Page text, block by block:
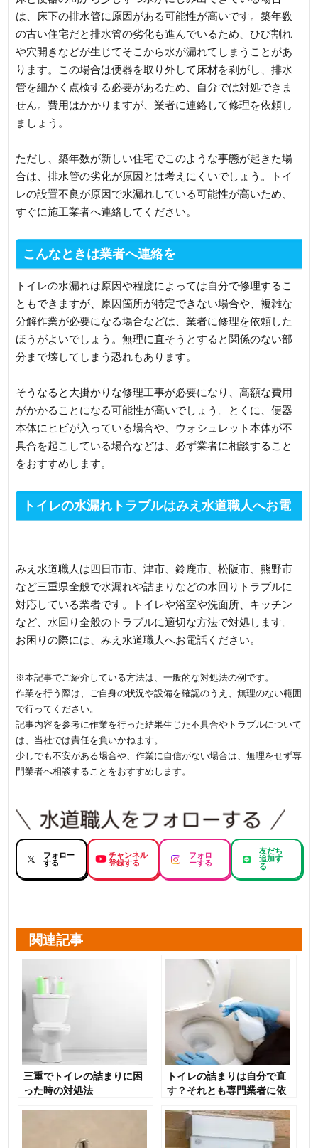
は、床下の排水管に原因がある可能性が高いです。築年数
の古い住宅だと排水管の劣化も進んでいるため、ひび割れ
や穴開きなどが生じてそこから水が漏れてしまうことがあ
ります。この場合は便器を取り外して床材を剥がし、排水
管を細かく点検する必要があるため、自分では対処できま
せん。費用はかかりますが、業者に連絡して修理を依頼し
ましょう。
ただし、築年数が新しい住宅でこのような事態が起きた場
合は、排水管の劣化が原因とは考えにくいでしょう。トイ
レの設置不良が原因で水漏れしている可能性が高いため、
すぐに施工業者へ連絡してください。
こんなときは業者へ連絡を
トイレの水漏れは原因や程度によっては自分で修理するこ
ともできますが、原因箇所が特定できない場合や、複雑な
分解作業が必要になる場合などは、業者に修理を依頼した
ほうがよいでしょう。無理に直そうとすると関係のない部
分まで壊してしまう恐れもあります。
そうなると大掛かりな修理工事が必要になり、高額な費用
がかかることになる可能性が高いでしょう。とくに、便器
本体にヒビが入っている場合や、ウォシュレット本体が不
具合を起こしている場合などは、必ず業者に相談すること
をおすすめします。
トイレの水漏れトラブルはみえ水道職人へお電
みえ水道職人は四日市市、津市、鈴鹿市、松阪市、熊野市
など三重県全般で水漏れや詰まりなどの水回りトラブルに
対応している業者です。トイレや浴室や洗面所、キッチン
など、水回り全般のトラブルに適切な方法で対処します。
お困りの際には、みえ水道職人へお電話ください。
※本記事でご紹介している方法は、一般的な対処法の例です。
作業を行う際は、ご自身の状況や設備を確認のうえ、無理のない範囲
で行ってください。
記事内容を参考に作業を行った結果生じた不具合やトラブルについて
は、当社では責任を負いかねます。
少しでも不安がある場合や、作業に自信がない場合は、無理をせず専
門業者へ相談することをおすすめします。
フォロー
する
チャンネル
登録する
フォロ
ーする
友だち
追加す
る
関連記事
三重でトイレの詰まりに困
った時の対処法
トイレの詰まりは自分で直
す？それとも専門業者に依